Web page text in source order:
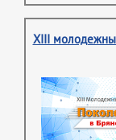
XIII